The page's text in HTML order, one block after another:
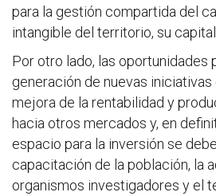
para la gestión compartida del
intangible del territorio, su
Por otro lado, las oportunidades
generación de nuevas iniciativas
mejora de la rentabilidad y
hacia otros mercados y, en
espacio para la inversión se
capacitación de la población, la
organismos investigadores y el